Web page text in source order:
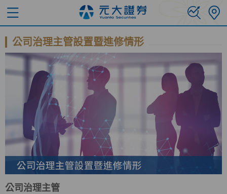
公司治理主管設置暨進修情形
公司治理主管